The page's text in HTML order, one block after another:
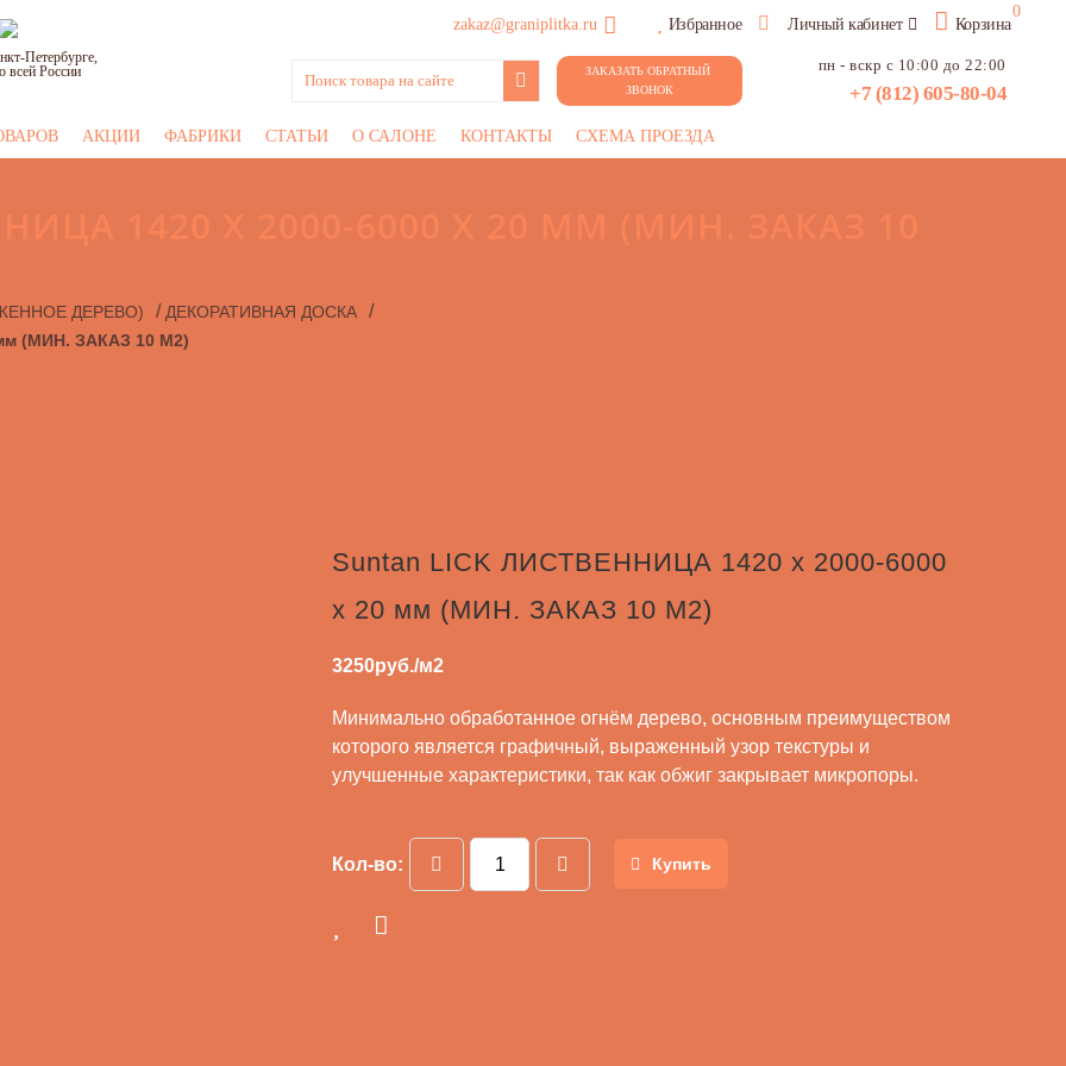
Петербурге,
всей России
zakaz@graniplitka.ru Избранное Личный кабинет Корзина
0
ЗАКАЗАТЬ ОБРАТНЫЙ
ЗВОНОК
пн - вскр с 10:00 до 22:00
+7 (812) 605-80-04
АКЦИИ ФАБРИКИ СТАТЬИ О САЛОНЕ КОНТАКТЫ СХЕМА ПРОЕЗДА
ДЕРЕВО) / ДЕКОРАТИВНАЯ ДОСКА /
(МИН. ЗАКАЗ 10 М2)
Suntan LICK ЛИСТВЕННИЦА 1420 x 2000-6000
x 20 мм (МИН. ЗАКАЗ 10 М2)
3250руб./м2
Минимально обработанное огнём дерево, основным преимуществом
которого является графичный, выраженный узор текстуры и
улучшенные характеристики, так как обжиг закрывает микропоры.
Кол-во: Купить